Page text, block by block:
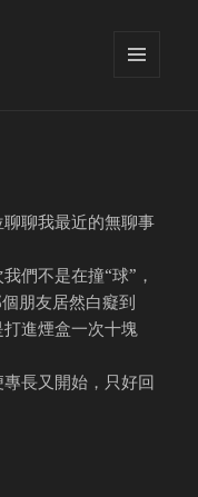
聊我最近的無聊事
們不是在撞“球”，
朋友居然白癡到
進煙盒一次十塊
長又開始，只好回